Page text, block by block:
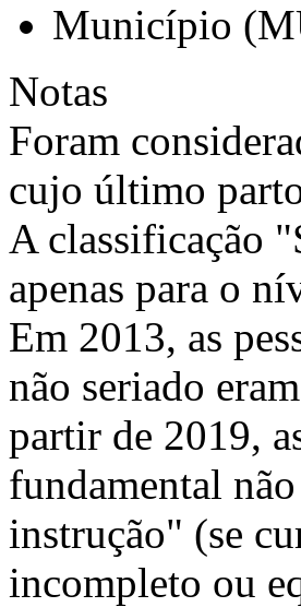
Município
Notas
Foram
cujo último
A classificação
apenas para o
Em 2013, as
não seriado
partir de 2019,
fundamental
instrução" (se
incompleto ou